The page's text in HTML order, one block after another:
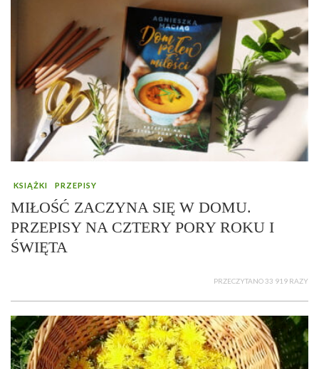
KSIĄŻKI PRZEPISY
MIŁOŚĆ ZACZYNA SIĘ W DOMU.
PRZEPISY NA CZTERY PORY ROKU I
ŚWIĘTA
PRZECZYTANO 33 919 RAZY